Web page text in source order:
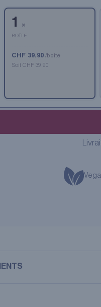
1 ×
BOÎTE
CHF 39.90/boîte
Soit CHF 39.90